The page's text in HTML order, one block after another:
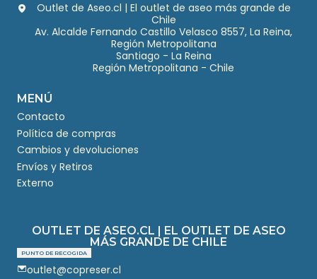
Outlet de Aseo.cl | El outlet de aseo más grande de
Chile
Av. Alcalde Fernando Castillo Velasco 8557, La Reina,
Región Metropolitana
Santiago - La Reina
Región Metropolitana - Chile
MENÚ
Contacto
Política de compras
Cambios y devoluciones
Envíos y Retiros
Externo
OUTLET DE ASEO.CL | EL OUTLET DE ASEO
MÁS GRANDE DE CHILE
PUNTO DE RECOGIDA
outlet@copreser.cl